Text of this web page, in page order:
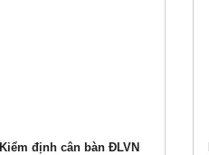
Kiểm định cân bàn ĐLVN